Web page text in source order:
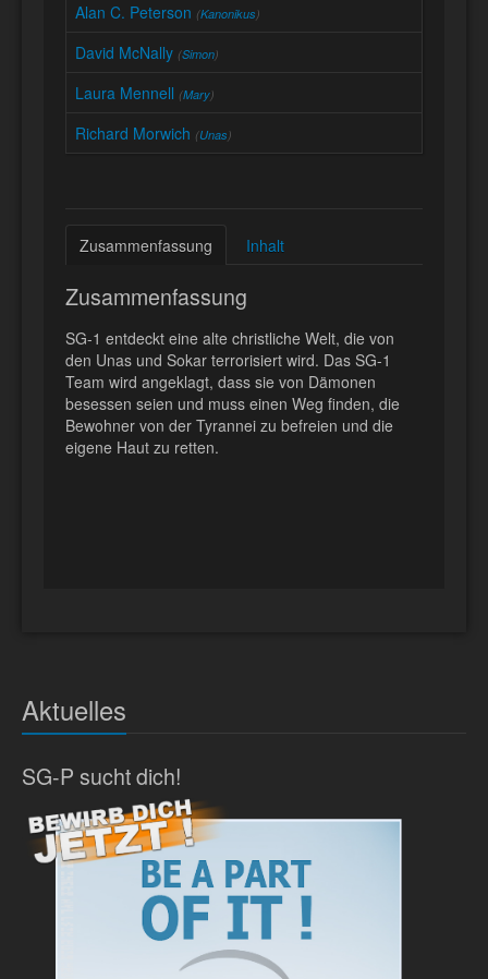
Alan C. Peterson (Kanonikus)
David McNally (Simon)
Laura Mennell (Mary)
Richard Morwich (Unas)
Zusammenfassung Inhalt
Zusammenfassung
SG-1 entdeckt eine alte christliche Welt, die von
den Unas und Sokar terrorisiert wird. Das SG-1
Team wird angeklagt, dass sie von Dämonen
besessen seien und muss einen Weg finden, die
Bewohner von der Tyrannei zu befreien und die
eigene Haut zu retten.
Aktuelles
SG-P sucht dich!